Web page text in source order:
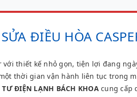
ĐIỀU HÒA
với thiết kế nhỏ gọn, tiện lợi đang
thời gian vận hành liên tục trong
TƯ ĐIỆN LẠNH BÁCH KHOAcung cấp